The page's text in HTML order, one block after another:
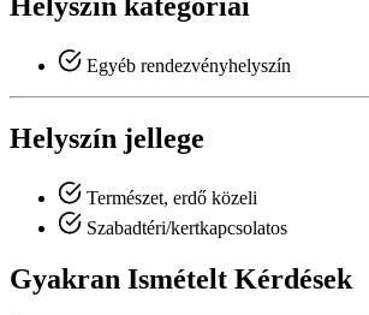
Egyéb rendezvényhelyszín
Helyszín jellege
Természet, erdő közeli
Szabadtéri/kertkapcsolatos
Gyakran Ismételt Kérdések